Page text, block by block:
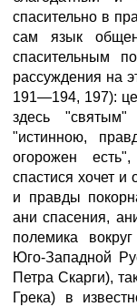
спасительно в
сам язык
спасительным
рассуждения на
191—194, 197):
здесь "святым"
"истинною,
огорожен
спастися хочет и
и правды
ани спасения,
полемика
Юго-Западной
Петра Скарги),
Грека) в